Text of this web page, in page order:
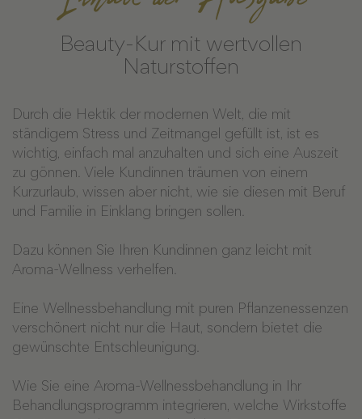
Beauty-Kur mit wertvollen
Naturstoffen
Durch die Hektik der modernen Welt, die mit
ständigem Stress und Zeitmangel gefüllt ist, ist es
wichtig, einfach mal anzuhalten und sich eine Auszeit
zu gönnen. Viele Kundinnen träumen von einem
Kurzurlaub, wissen aber nicht, wie sie diesen mit Beruf
und Familie in Einklang bringen sollen.
Dazu können Sie Ihren Kundinnen ganz leicht mit
Aroma-Wellness verhelfen.
Eine Wellnessbehandlung mit puren Pflanzenessenzen
verschönert nicht nur die Haut, sondern bietet die
gewünschte Entschleunigung.
Wie Sie eine Aroma-Wellnessbehandlung in Ihr
Behandlungsprogramm integrieren, welche Wirkstoffe